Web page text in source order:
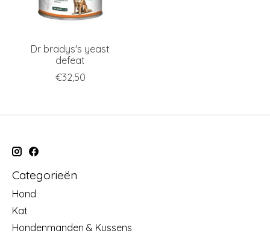
Dr bradys's yeast
defeat
€32,50
Categorieën
Hond
Kat
Hondenmanden & Kussens